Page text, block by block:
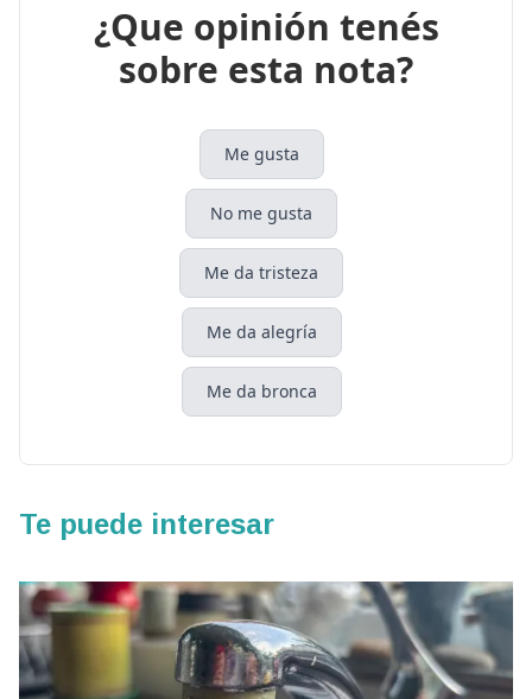
¿Que opinión tenés
sobre esta nota?
Me gusta
No me gusta
Me da tristeza
Me da alegría
Me da bronca
Te puede interesar